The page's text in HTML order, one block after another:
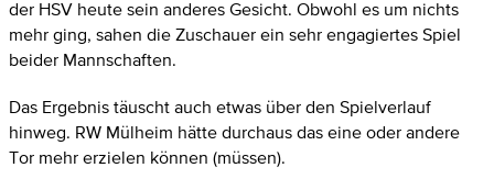
der HSV heute sein anderes Gesicht. Obwohl es um nichts
mehr ging, sahen die Zuschauer ein sehr engagiertes Spiel
beider Mannschaften.
Das Ergebnis täuscht auch etwas über den Spielverlauf
hinweg. RW Mülheim hätte durchaus das eine oder andere
Tor mehr erzielen können (müssen).